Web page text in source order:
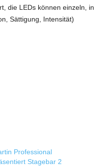
die LEDs können einzeln, in
Sättigung, Intensität)
Professional
Stagebar 2